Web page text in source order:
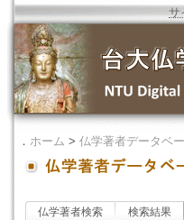
サ
． ホーム > 仏学著者データベ
仏学著者検索 検索結果